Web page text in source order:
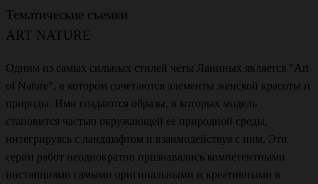
Тематические съемки
ART NATURE
Одним из самых сильных стилей четы Ланиных является "Art
of Nature", в котором сочетаются элементы женской красоты и
природы. Ими создаются образы, в которых модель
становится частью окружающей ее природной среды,
интегрируясь с ландшафтом и взаимодействуя с ним. Эти
серии работ неоднократно признавались компетентными
инстанциями самыми оригинальными и креативными в